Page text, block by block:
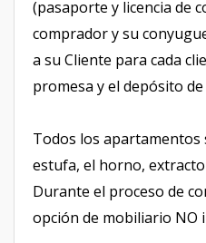
(pasaporte y licencia de
comprador y su
a su Cliente para cada
promesa y el depósito de
Todos los apartamentos
estufa, el horno,
Durante el proceso de
opción de mobiliario NO